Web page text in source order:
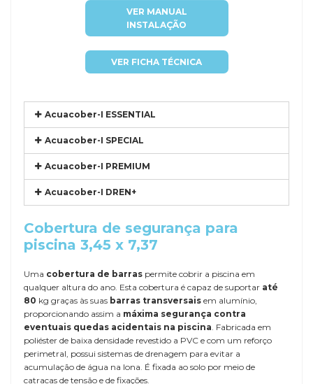
VER MANUAL
INSTALAÇÃO
VER FICHA TÉCNICA
Acuacober-I ESSENTIAL
Acuacober-I SPECIAL
Acuacober-I PREMIUM
Acuacober-I DREN+
Cobertura de segurança para
piscina 3,45 x 7,37
Uma cobertura de barras permite cobrir a piscina em
qualquer altura do ano. Esta cobertura é capaz de suportar até
80 kg graças às suas barras transversais em alumínio,
proporcionando assim a máxima segurança contra
eventuais quedas acidentais na piscina. Fabricada em
poliéster de baixa densidade revestido a PVC e com um reforço
perimetral, possui sistemas de drenagem para evitar a
acumulação de água na lona. É fixada ao solo por meio de
catracas de tensão e de fixações.